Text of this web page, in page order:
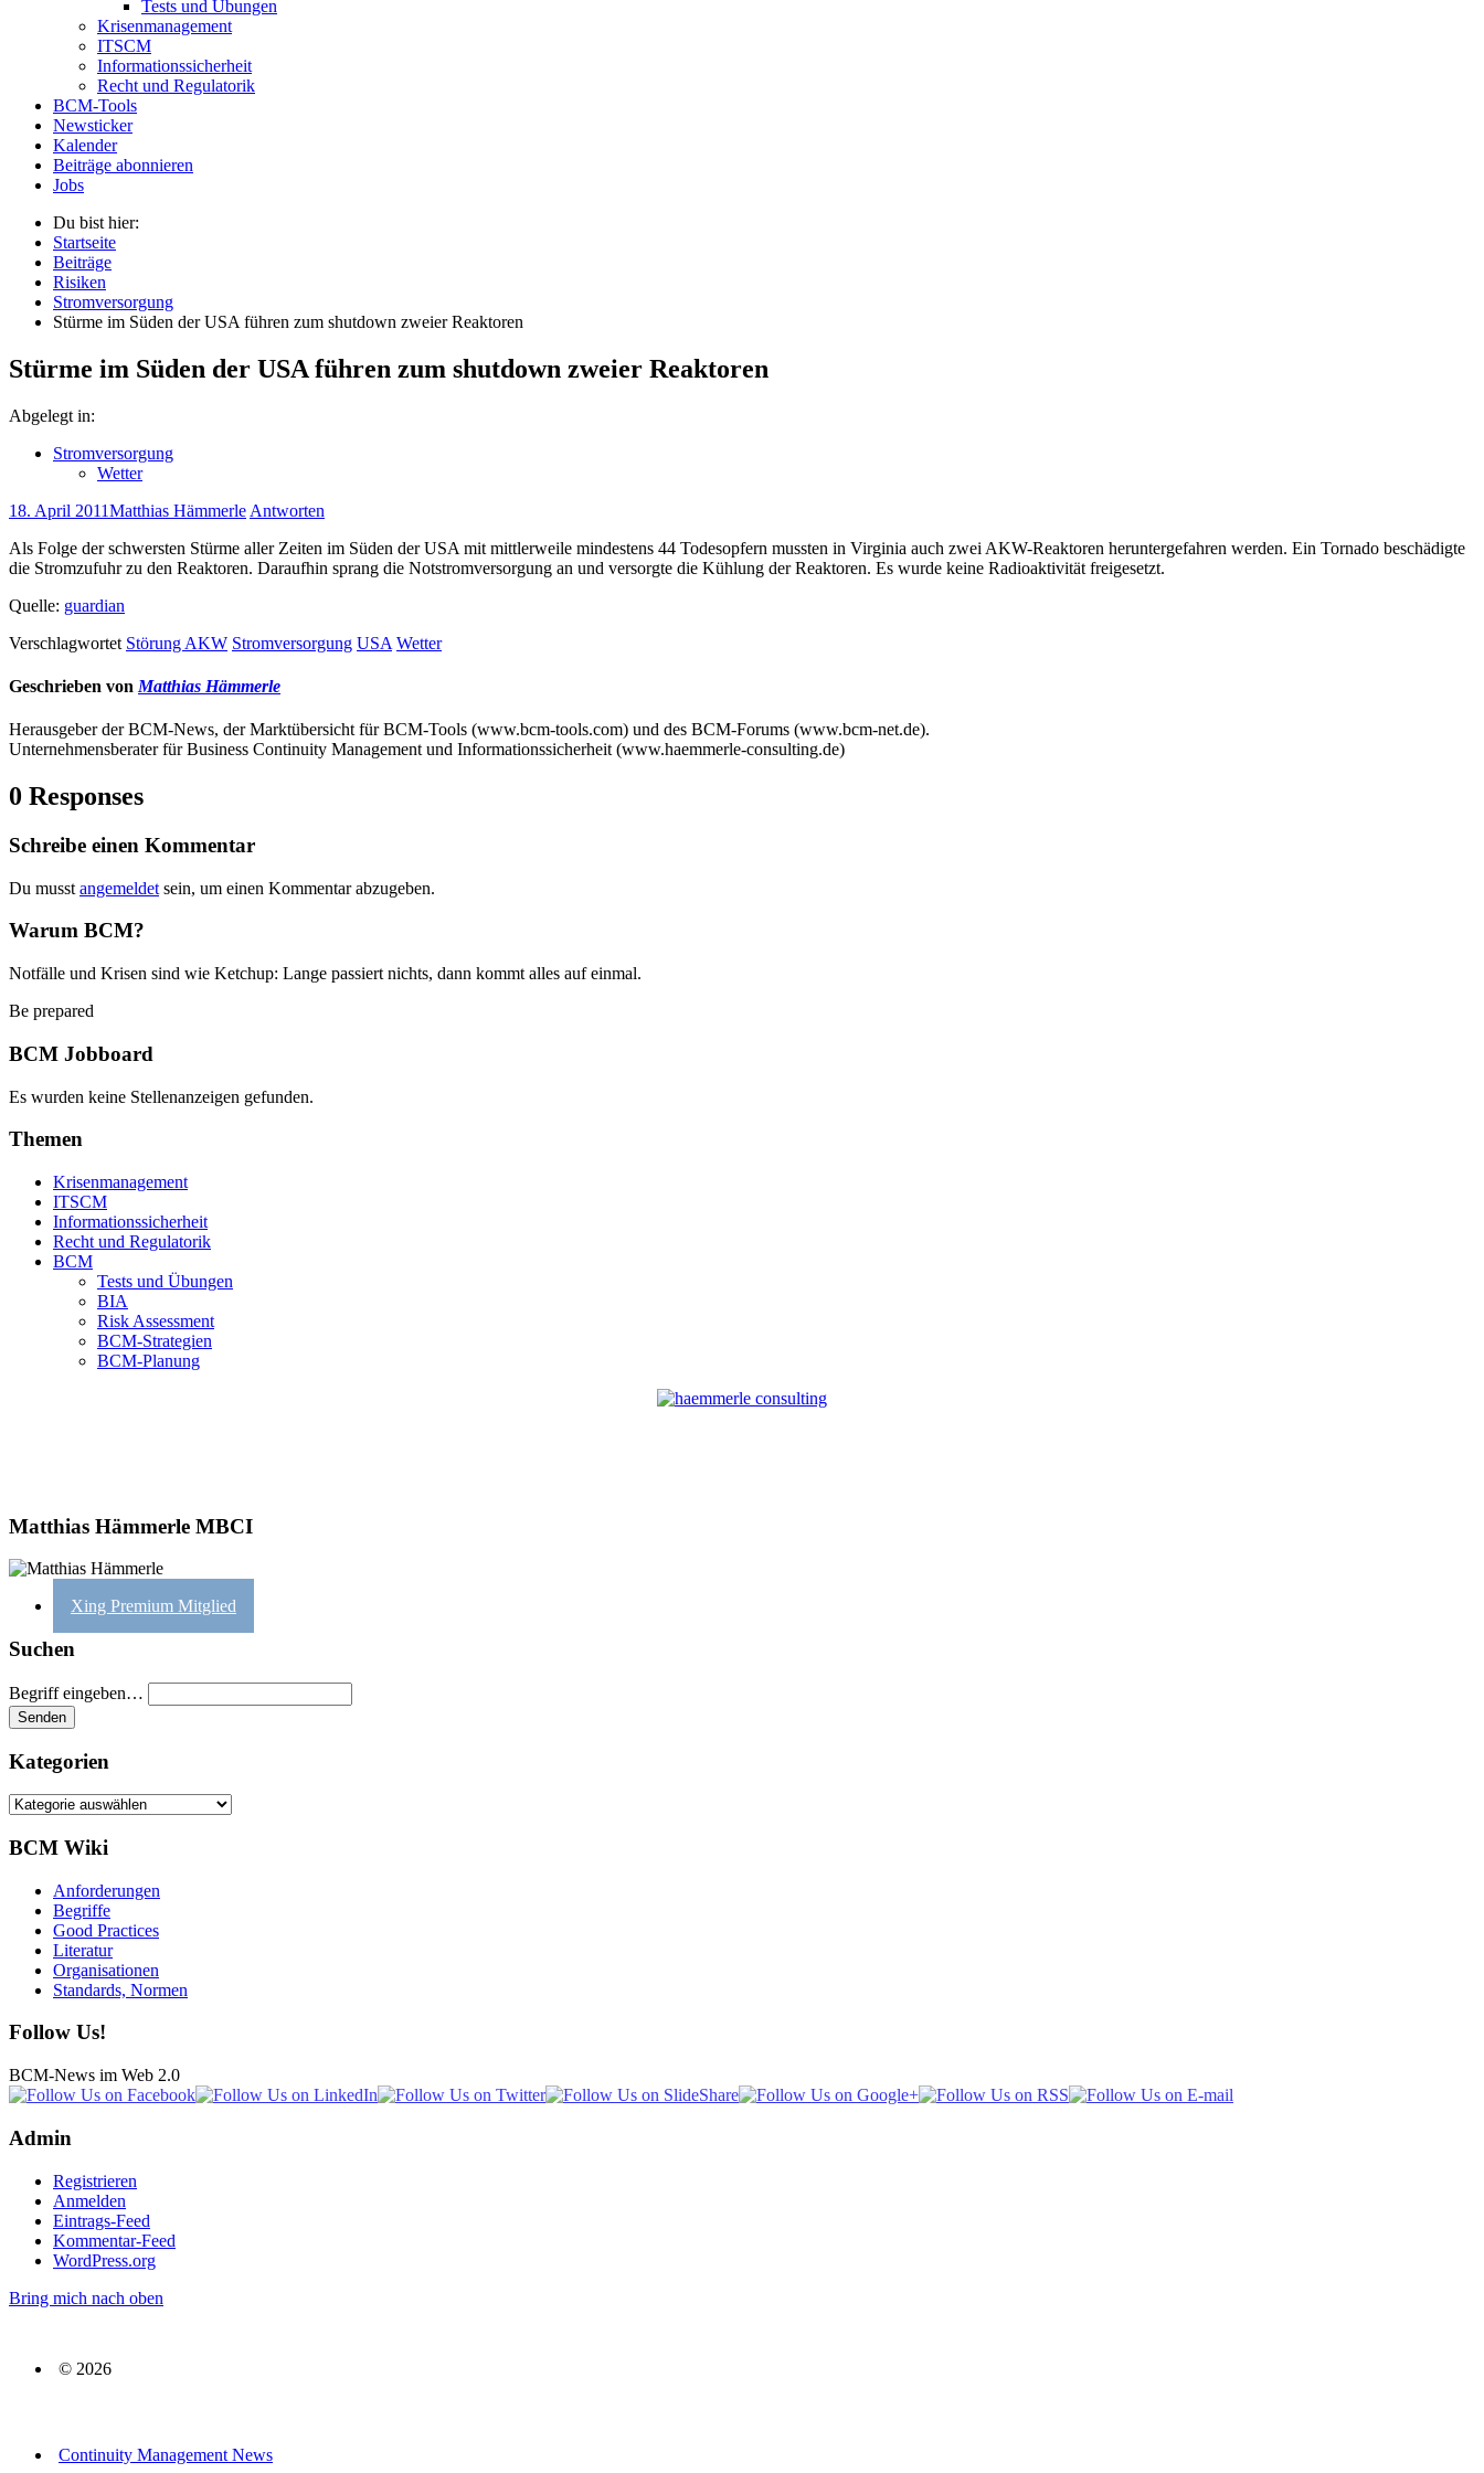
Tests und Übungen
Krisenmanagement
ITSCM
Informationssicherheit
Recht und Regulatorik
BCM-Tools
Newsticker
Kalender
Beiträge abonnieren
Jobs
Du bist hier:
Startseite
Beiträge
Risiken
Stromversorgung
Stürme im Süden der USA führen zum shutdown zweier Reaktoren
Stürme im Süden der USA führen zum shutdown zweier Reaktoren
Abgelegt in:
Stromversorgung
Wetter
18. April 2011Matthias Hämmerle Antworten
Als Folge der schwersten Stürme aller Zeiten im Süden der USA mit mittlerweile mindestens 44 Todesopfern mussten in Virginia auch zwei AKW-Reaktoren heruntergefahren werden. Ein Tornado beschädigte
die Stromzufuhr zu den Reaktoren. Daraufhin sprang die Notstromversorgung an und versorgte die Kühlung der Reaktoren. Es wurde keine Radioaktivität freigesetzt.
Quelle: guardian
Verschlagwortet Störung AKW Stromversorgung USA Wetter
Geschrieben von Matthias Hämmerle
Herausgeber der BCM-News, der Marktübersicht für BCM-Tools (www.bcm-tools.com) und des BCM-Forums (www.bcm-net.de).
Unternehmensberater für Business Continuity Management und Informationssicherheit (www.haemmerle-consulting.de)
0 Responses
Schreibe einen Kommentar
Du musst angemeldet sein, um einen Kommentar abzugeben.
Warum BCM?
Notfälle und Krisen sind wie Ketchup: Lange passiert nichts, dann kommt alles auf einmal.
Be prepared
BCM Jobboard
Es wurden keine Stellenanzeigen gefunden.
Themen
Krisenmanagement
ITSCM
Informationssicherheit
Recht und Regulatorik
BCM
Tests und Übungen
BIA
Risk Assessment
BCM-Strategien
BCM-Planung
Matthias Hämmerle MBCI
Xing Premium Mitglied
Suchen
Begriff eingeben…
Kategorien
Kategorien
BCM Wiki
Anforderungen
Begriffe
Good Practices
Literatur
Organisationen
Standards, Normen
Follow Us!
BCM-News im Web 2.0
Admin
Registrieren
Anmelden
Eintrags-Feed
Kommentar-Feed
WordPress.org
Bring mich nach oben
© 2026
Continuity Management News